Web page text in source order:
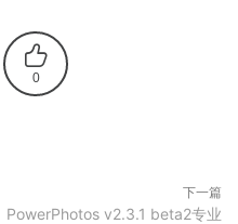
0
下一篇
PowerPhotos v2.3.1 beta2专业